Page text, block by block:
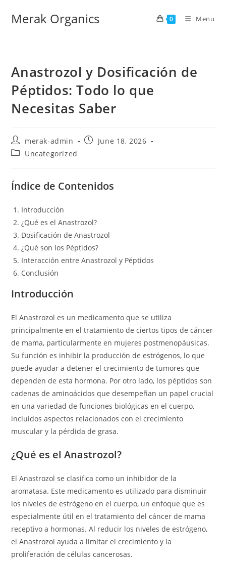
Merak Organics 0 Menu
Anastrozol y Dosificación de
Péptidos: Todo lo que
Necesitas Saber
merak-admin
June 18, 2026
Uncategorized
Índice de Contenidos
Introducción
¿Qué es el Anastrozol?
Dosificación de Anastrozol
¿Qué son los Péptidos?
Interacción entre Anastrozol y Péptidos
Conclusión
Introducción
El Anastrozol es un medicamento que se utiliza
principalmente en el tratamiento de ciertos tipos de cáncer
de mama, particularmente en mujeres postmenopáusicas.
Su función es inhibir la producción de estrógenos, lo que
puede ayudar a detener el crecimiento de tumores que
dependen de esta hormona. Por otro lado, los péptidos son
cadenas de aminoácidos que desempeñan un papel crucial
en una variedad de funciones biológicas en el cuerpo,
incluidos aspectos relacionados con el crecimiento
muscular y la pérdida de grasa.
¿Qué es el Anastrozol?
El Anastrozol se clasifica como un inhibidor de la
aromatasa. Este medicamento es utilizado para disminuir
los niveles de estrógeno en el cuerpo, un enfoque que es
especialmente útil en el tratamiento del cáncer de mama
receptivo a hormonas. Al reducir los niveles de estrógeno,
el Anastrozol ayuda a limitar el crecimiento y la
proliferación de células cancerosas.